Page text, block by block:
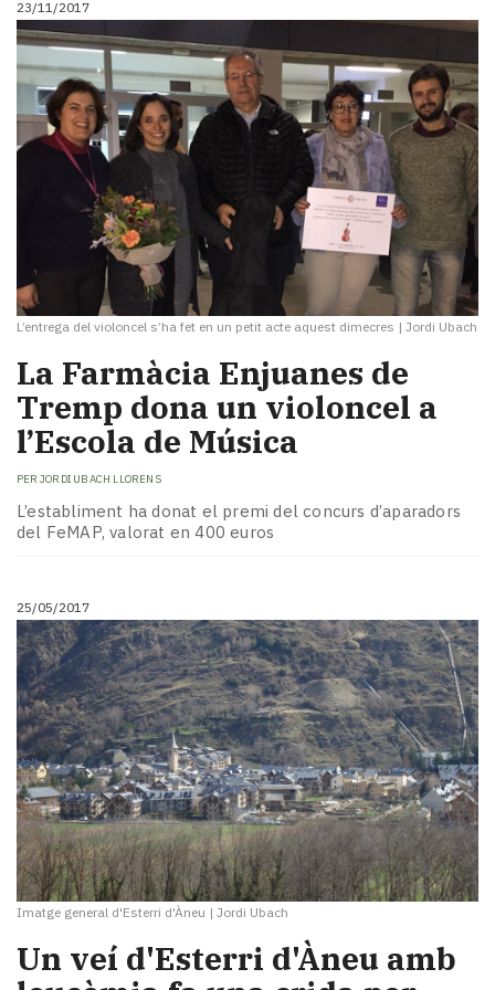
23/11/2017
L’entrega del violoncel s’ha fet en un petit acte aquest dimecres | Jordi Ubach
La Farmàcia Enjuanes de
Tremp dona un violoncel a
l’Escola de Música
PER JORDI UBACH LLORENS
L’establiment ha donat el premi del concurs d’aparadors
del FeMAP, valorat en 400 euros
25/05/2017
Imatge general d'Esterri d'Àneu | Jordi Ubach
Un veí d'Esterri d'Àneu amb